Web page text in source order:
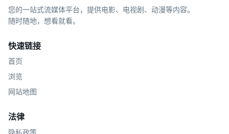
您的一站式流媒体平台，提供电影、电视剧、动漫等内容。
随时随地，想看就看。
快速链接
首页
浏览
网站地图
法律
隐私政策